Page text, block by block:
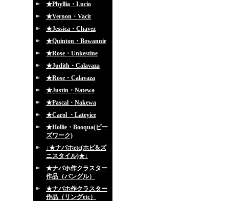
★Phyllia・Lucio
★Vernon・Vacit
★Jessica・Chavez
★Quinton・Bowannie
★Rose・Unkestine
★Judith・Calavaza
★Rose・Calavaza
★Justin・Natewa
★Pascal・Nakewa
★Carol ・Lateyice
★Hollie・Booqua(ビー
ズワーク)
↓★ナバホetc(ホピ&ズ
ニスタイル)★↓
★ナバホ作クラスター
作品（バングル）
★ナバホ作クラスター
作品（リングetc）